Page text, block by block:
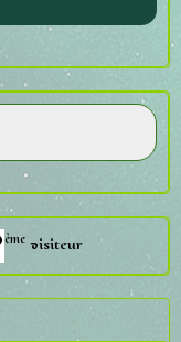
ème visiteur